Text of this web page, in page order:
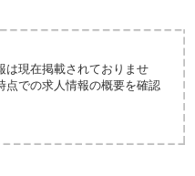
は現在掲載されておりませ
点での求人情報の概要を確認